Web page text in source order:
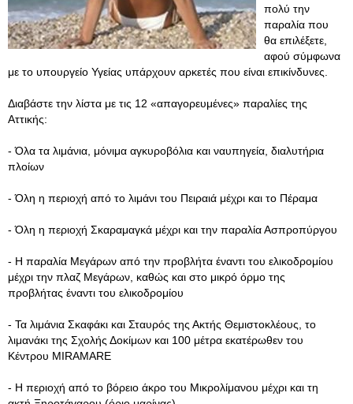
πολύ την
παραλία που
θα επιλέξετε,
αφού σύμφωνα
με το υπουργείο Υγείας υπάρχουν αρκετές που είναι επικίνδυνες.
Διαβάστε την λίστα με τις 12 «απαγορευμένες» παραλίες της
Αττικής:
- Όλα τα λιμάνια, μόνιμα αγκυροβόλια και ναυπηγεία, διαλυτήρια
πλοίων
- Όλη η περιοχή από το λιμάνι του Πειραιά μέχρι και το Πέραμα
- Όλη η περιοχή Σκαραμαγκά μέχρι και την παραλία Ασπροπύργου
- Η παραλία Μεγάρων από την προβλήτα έναντι του ελικοδρομίου
μέχρι την πλαζ Μεγάρων, καθώς και στο μικρό όρμο της
προβλήτας έναντι του ελικοδρομίου
- Τα λιμάνια Σκαφάκι και Σταυρός της Ακτής Θεμιστοκλέους, το
λιμανάκι της Σχολής Δοκίμων και 100 μέτρα εκατέρωθεν του
Κέντρου MIRAMARE
- Η περιοχή από το βόρειο άκρο του Μικρολίμανου μέχρι και τη